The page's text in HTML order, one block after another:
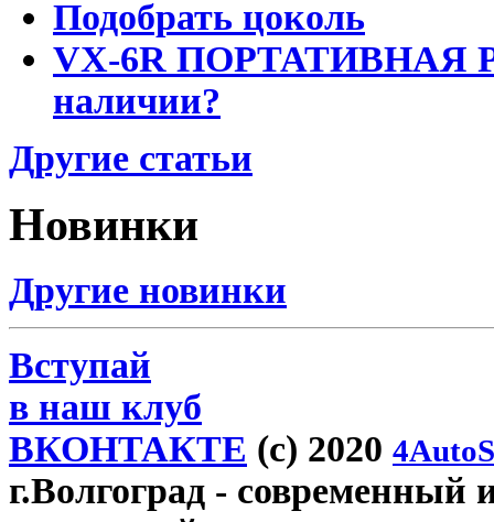
Подобрать цоколь
VX-6R ПОРТАТИВНАЯ
наличии?
Другие статьи
Новинки
Другие новинки
Вступай
в наш клуб
ВКОНТАКТЕ (c) 2020
г.Волгоград - современный